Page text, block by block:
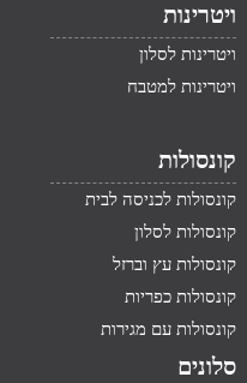
ויטרינות
ויטרינות לסלון
ויטרינות למטבח
קונסולות
קונסולות לכניסה לבית
קונסולות לסלון
קונסולות עץ וברזל
קונסולות כפריות
קונסולות עם מגירות
סלונים